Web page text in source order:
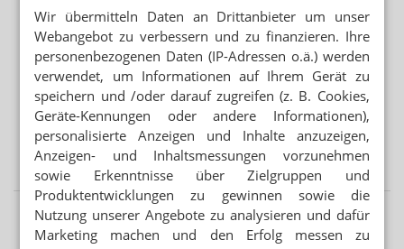
Wir übermitteln Daten an Drittanbieter um unser
Webangebot zu verbessern und zu finanzieren. Ihre
personenbezogenen Daten (IP-Adressen o.ä.) werden
verwendet, um Informationen auf Ihrem Gerät zu
speichern und /oder darauf zugreifen (z. B. Cookies,
Geräte-Kennungen oder andere Informationen),
personalisierte Anzeigen und Inhalte anzuzeigen,
Anzeigen- und Inhaltsmessungen vorzunehmen
sowie Erkenntnisse über Zielgruppen und
Produktentwicklungen zu gewinnen sowie die
Nutzung unserer Angebote zu analysieren und dafür
Marketing machen und den Erfolg messen zu
Mehr aus Ressort
BEISSENDE SPINNENTIER-LARVEN
Juckender Ausschlag: FAQ zu Herbstgrasmilben
SONNENBRANDTIMER UND UV-INDEX
Hautkrebs: Prävention per App
„SCHWEREGRAD IST BEISPIELLOS“
Ebola: Ist das Virus mutiert?